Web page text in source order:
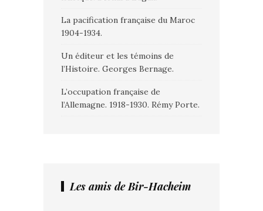
La pacification française du Maroc
1904-1934.
Un éditeur et les témoins de
l’Histoire. Georges Bernage.
L’occupation française de
l’Allemagne. 1918-1930. Rémy Porte.
Les amis de Bir-Hacheim